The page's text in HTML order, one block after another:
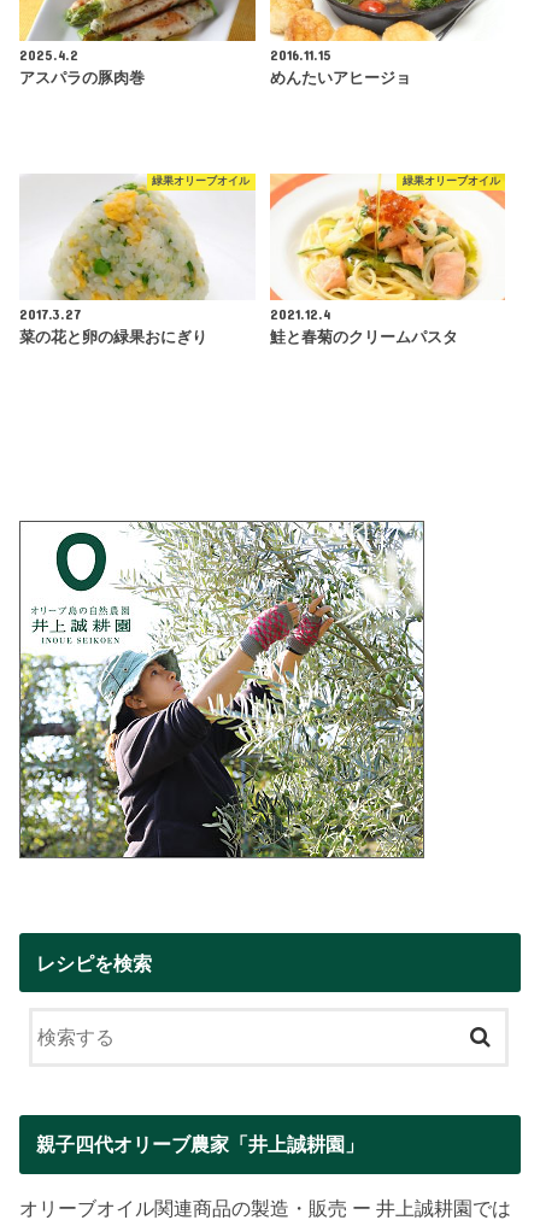
2025.4.2
アスパラの豚肉巻
2016.11.15
めんたいアヒージョ
緑果オリーブオイル
2017.3.27
菜の花と卵の緑果おにぎり
緑果オリーブオイル
2021.12.4
鮭と春菊のクリームパスタ
レシピを検索
親子四代オリーブ農家「井上誠耕園」
オリーブオイル関連商品の製造・販売 ー 井上誠耕園では